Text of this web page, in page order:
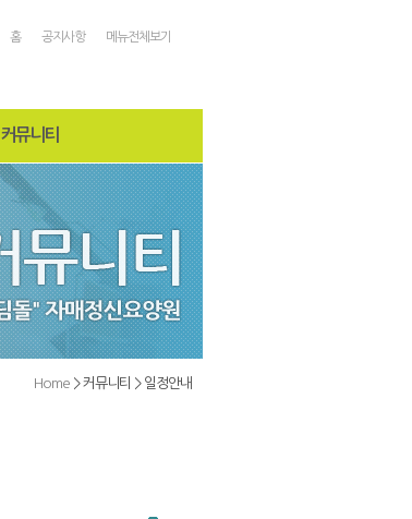
홈 공지사항 메뉴전체보기
커뮤니티
공지사항
자매소식
온라인상담
자유게시판
일정안내
Home > 커뮤니티 > 일정안내